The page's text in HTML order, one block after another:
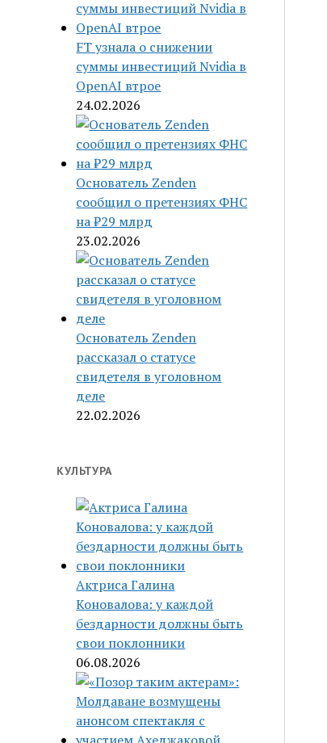
FT узнала о снижении
суммы инвестиций Nvidia в
OpenAI втрое
24.02.2026
Основатель Zenden
сообщил о претензиях ФНС
на ₽29 млрд
23.02.2026
Основатель Zenden
рассказал о статусе
свидетеля в уголовном
деле
22.02.2026
КУЛЬТУРА
Актриса Галина
Коновалова: у каждой
бездарности должны быть
свои поклонники
06.08.2026